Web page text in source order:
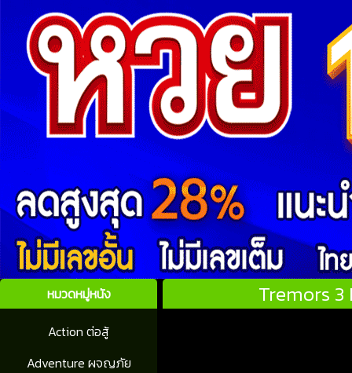
หมวดหมู่หนัง
Action ต่อสู้
Adventure ผจญภัย
Tremors